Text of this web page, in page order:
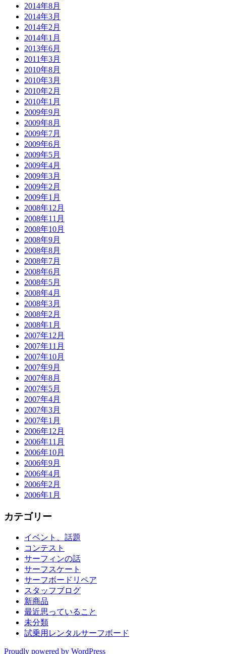
2014年8月
2014年3月
2014年2月
2014年1月
2013年6月
2011年3月
2010年8月
2010年3月
2010年2月
2010年1月
2009年9月
2009年8月
2009年7月
2009年6月
2009年5月
2009年4月
2009年3月
2009年2月
2009年1月
2008年12月
2008年11月
2008年10月
2008年9月
2008年8月
2008年7月
2008年6月
2008年5月
2008年4月
2008年3月
2008年2月
2008年1月
2007年12月
2007年11月
2007年10月
2007年9月
2007年8月
2007年5月
2007年4月
2007年3月
2007年1月
2006年12月
2006年11月
2006年10月
2006年9月
2006年4月
2006年2月
2006年1月
カテゴリー
イベント、話題
コンテスト
サーフィンの話
サーフスケート
サーフボードリペア
スタッフブログ
新商品
最近思っていること
未分類
試乗用レンタルサーフボード
Proudly powered by WordPress